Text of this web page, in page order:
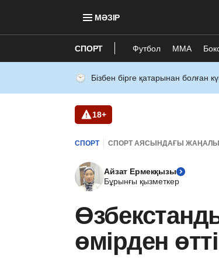
МӘЗІР
СПОРТ Футбол ММА
Бізбен бірге қатарынан болған
18+
СПОРТ СПОРТ АЯСЫНДАҒЫ
Айзат Ермекқызы
Бұрынғы қызметкер
өмірден өтті